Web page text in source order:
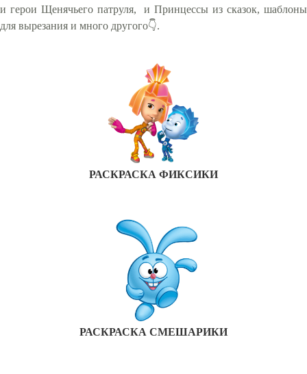
и герои Щенячьего патруля, и Принцессы из сказок, шаблоны
для вырезания и много другого👇.
РАСКРАСКА ФИКСИКИ
РАСКРАСКА СМЕШАРИКИ